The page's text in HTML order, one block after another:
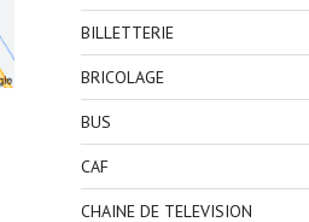
BILLETTERIE
BRICOLAGE
BUS
CAF
CHAINE DE TELEVISION